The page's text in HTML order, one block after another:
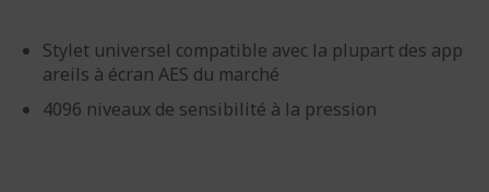
Stylet universel compatible avec la plupart des app
areils à écran AES du marché
4096 niveaux de sensibilité à la pression